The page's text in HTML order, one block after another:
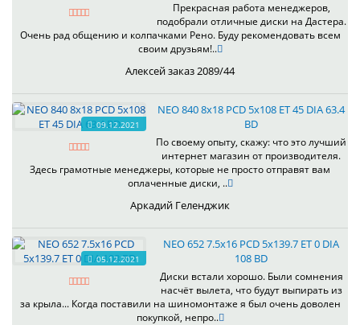
Прекрасная работа менеджеров,
подобрали отличные диски на Дастера.
Очень рад общению и колпачками Рено. Буду рекомендовать всем
своим друзьям!..
Алексей заказ 2089/44
09.12.2021
NEO 840 8x18 PCD 5x108 ET 45 DIA 63.4
BD
По своему опыту, скажу: что это лучший
интернет магазин от производителя.
Здесь грамотные менеджеры, которые не просто отправят вам
оплаченные диски, ..
Аркадий Геленджик
05.12.2021
NEO 652 7.5x16 PCD 5x139.7 ET 0 DIA
108 BD
Диски встали хорошо. Были сомнения
насчёт вылета, что будут выпирать из
за крыла... Когда поставили на шиномонтаже я был очень доволен
покупкой, непро..